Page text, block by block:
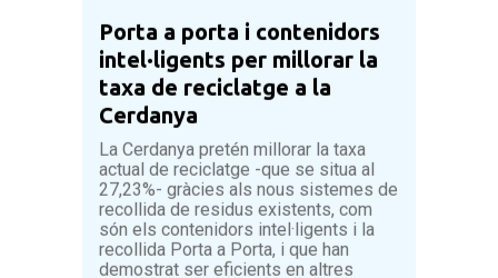
Porta a porta i contenidors
intel·ligents per millorar la
taxa de reciclatge a la
Cerdanya
La Cerdanya pretén millorar la taxa
actual de reciclatge -que se situa al
27,23%- gràcies als nous sistemes de
recollida de residus existents, com
són els contenidors intel·ligents i la
recollida Porta a Porta, i que han
demostrat ser eficients en altres